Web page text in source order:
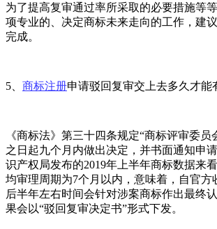
为了提高复审通过率所采取的必要措施等
项专业的、决定商标未来走向的工作，建
完成。
5、 商标注册申请驳回复审交上去多久才能
《商标法》第三十四条规定“商标评审委
之日起九个月内做出决定，并书面通知申
识产权局发布的2019年上半年商标数据来看
均审理周期为7个月以内，意味着，自官方
后半年左右时间会针对涉案商标作出最终
果会以“驳回复审决定书”形式下发。